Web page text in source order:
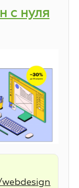
с нуля